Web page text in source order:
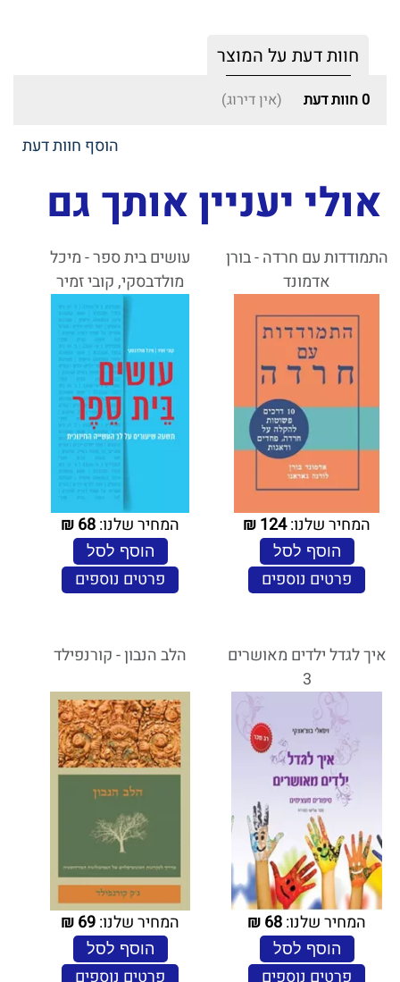
חוות דעת על המוצר
0 חוות דעת (אין דירוג)
הוסף חוות דעת
אולי יעניין אותך גם
התמודדות עם חרדה - בורן
אדמונד
המחיר שלנו:124
₪
הוסף לסל
פרטים נוספים
עושים בית ספר - מיכל
מולדבסקי, קובי זמיר
המחיר שלנו:68
₪
הוסף לסל
פרטים נוספים
איך לגדל ילדים מאושרים
3
המחיר שלנו:68
₪
הוסף לסל
פרטים נוספים
הלב הנבון - קורנפילד
המחיר שלנו:69
₪
הוסף לסל
פרטים נוספים